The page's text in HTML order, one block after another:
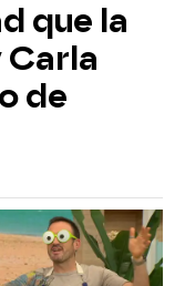
que la
Carla
de